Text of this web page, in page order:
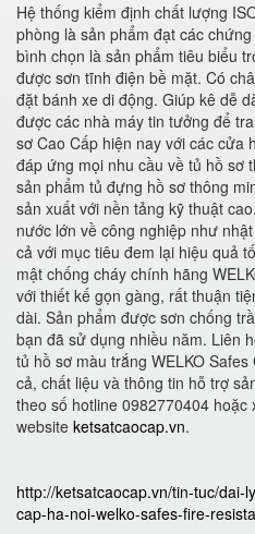
Hệ thống kiểm định chất lượng
phòng là sản phẩm đạt các
bình chọn là sản phẩm tiêu biểu
được sơn tĩnh điện bề mặt. Có
đặt bánh xe di động. Giúp kê dễ
được các nhà máy tin tưởng để
sơ Cao Cấp hiện nay với các cửa
đáp ứng mọi nhu cầu về tủ hồ sơ
sản phẩm tủ đựng hồ sơ thông
sản xuất với nền tảng kỹ thuật
nước lớn về công nghiệp như
cả với mục tiêu đem lại hiệu quả
mật chống cháy chính hãng
với thiết kế gọn gàng, rất thuận
dài. Sản phẩm được sơn chống
bạn đã sử dụng nhiều năm. Liên
tủ hồ sơ màu trắng WELKO
cả, chất liệu và thông tin hỗ trợ
theo số hotline 0982770404 hoặc
website ketsatcaocap.vn.
http://ketsatcaocap.vn/tin-tuc/dai-
cap-ha-noi-welko-safes-fire-